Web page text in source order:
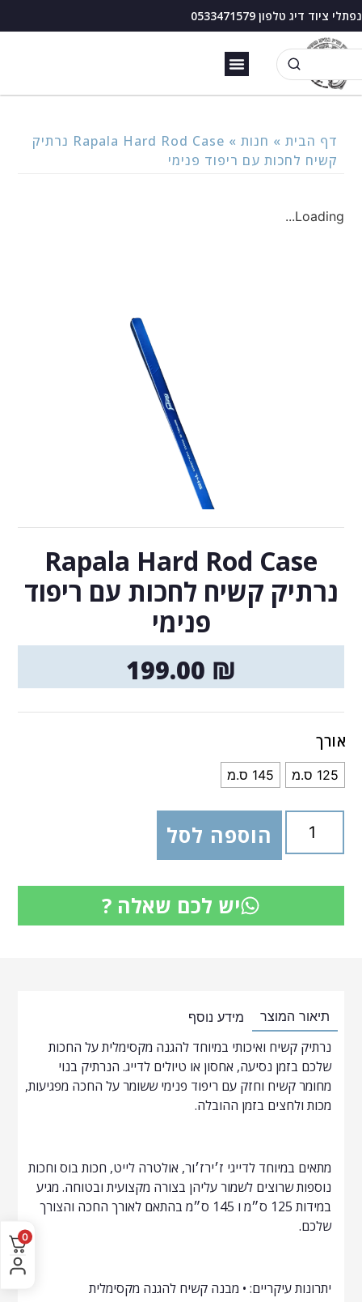
נפתלי ציוד דיג טלפון 0533471579
דף הבית » חנות »
Rapala Hard Rod Case נרתיק
קשיח לחכות עם ריפוד פנימי
Loading...
Rapala Hard Rod Case
נרתיק קשיח לחכות עם ריפוד
פנימי
199.00 ₪
אורך
125 ס.מ 145 ס.מ
הוספה לסל
יש לכם שאלה ?
תיאור המוצר מידע נוסף
נרתיק קשיח ואיכותי במיוחד להגנה מקסימלית על החכות
שלכם בזמן נסיעה, אחסון או טיולים לדייג. הנרתיק בנוי
מחומר קשיח וחזק עם ריפוד פנימי ששומר על החכה מפגיעות,
מכות ולחצים בזמן ההובלה.
מתאים במיוחד לדייגי ז׳ירז׳ור, אולטרה לייט, חכות בוס וחכות
נוספות שרוצים לשמור עליהן בצורה מקצועית ובטוחה. מגיע
במידות 125 ס״מ ו 145 ס״מ בהתאם לאורך החכה והצורך
שלכם.
יתרונות עיקריים: • מבנה קשיח להגנה מקסימלית
0